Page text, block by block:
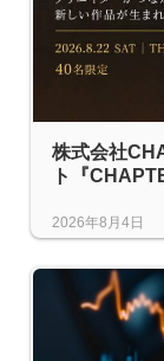
株式会社
ト『
2026年8月4日